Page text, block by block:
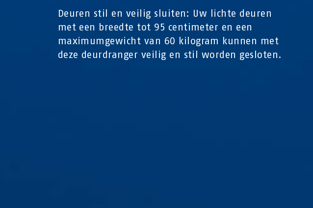
Deuren stil en veilig sluiten: Uw lichte deuren
met een breedte tot 95 centimeter en een
maximumgewicht van 60 kilogram kunnen met
deze deurdranger veilig en stil worden gesloten.